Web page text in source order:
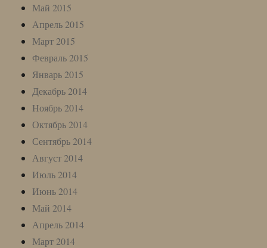
Май 2015
Апрель 2015
Март 2015
Февраль 2015
Январь 2015
Декабрь 2014
Ноябрь 2014
Октябрь 2014
Сентябрь 2014
Август 2014
Июль 2014
Июнь 2014
Май 2014
Апрель 2014
Март 2014